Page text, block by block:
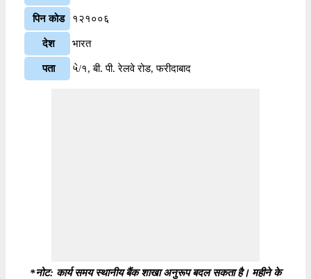
पिन कोड १२१००६
देश भारत
पता ५े/१, बी. पी. रेलवे रोड, फरीदाबाद
*नोट: कार्य समय स्थानीय बैंक शाखा अनुरूप बदल सकता है। महीने के